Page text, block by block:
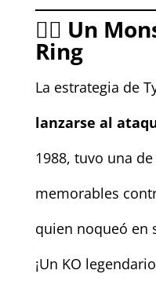
🧟‍♂️ Un
Ring
La estrategia de
lanzarse al
1988, tuvo una
memorables
quien noqueó en
¡Un KO